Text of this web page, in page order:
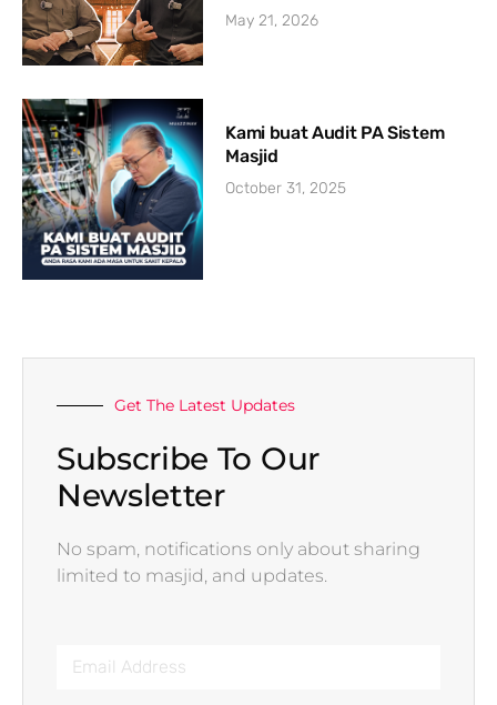
May 21, 2026
Kami buat Audit PA Sistem
Masjid
October 31, 2025
Get The Latest Updates
Subscribe To Our
Newsletter
No spam, notifications only about sharing
limited to masjid, and updates.